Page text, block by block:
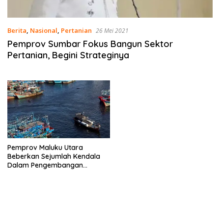
Berita, Nasional, Pertanian 26 Mei 2021
Pemprov Sumbar Fokus Bangun Sektor
Pertanian, Begini Strateginya
Pemprov Maluku Utara
Beberkan Sejumlah Kendala
Dalam Pengembangan